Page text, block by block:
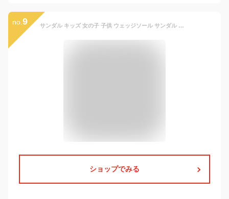
no. 9 サンダル キッズ 女の子 子供 ウェッジソール サンダル ジュニア 可愛い お洒落 小学生 中学生 ストラップサンダル 3.5cmヒール 歩きやすい アウトドア キャンプ 夏 オープントゥ バックストラップ 子供靴 ブラック 黒 ブルー ピンク 花柄 5126
ショップでみる